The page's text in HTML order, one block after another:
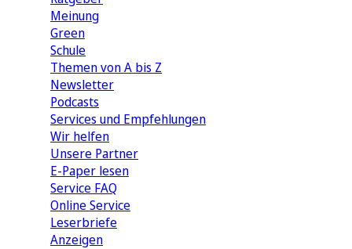
Meinung
Green
Schule
Themen von A bis Z
Newsletter
Podcasts
Services und Empfehlungen
Wir helfen
Unsere Partner
E-Paper lesen
Service FAQ
Online Service
Leserbriefe
Anzeigen